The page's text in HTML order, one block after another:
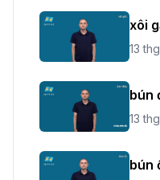
xôi
13
bún
13
bún